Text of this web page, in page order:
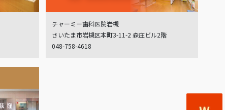
チャーミー歯科医院岩槻
さいたま市岩槻区本町3-11-2 森庄ビル2階
048-758-4618